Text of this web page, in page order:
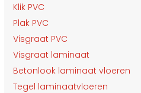
Klik PVC
Plak PVC
Visgraat PVC
Visgraat laminaat
Betonlook laminaat vloeren
Tegel laminaatvloeren